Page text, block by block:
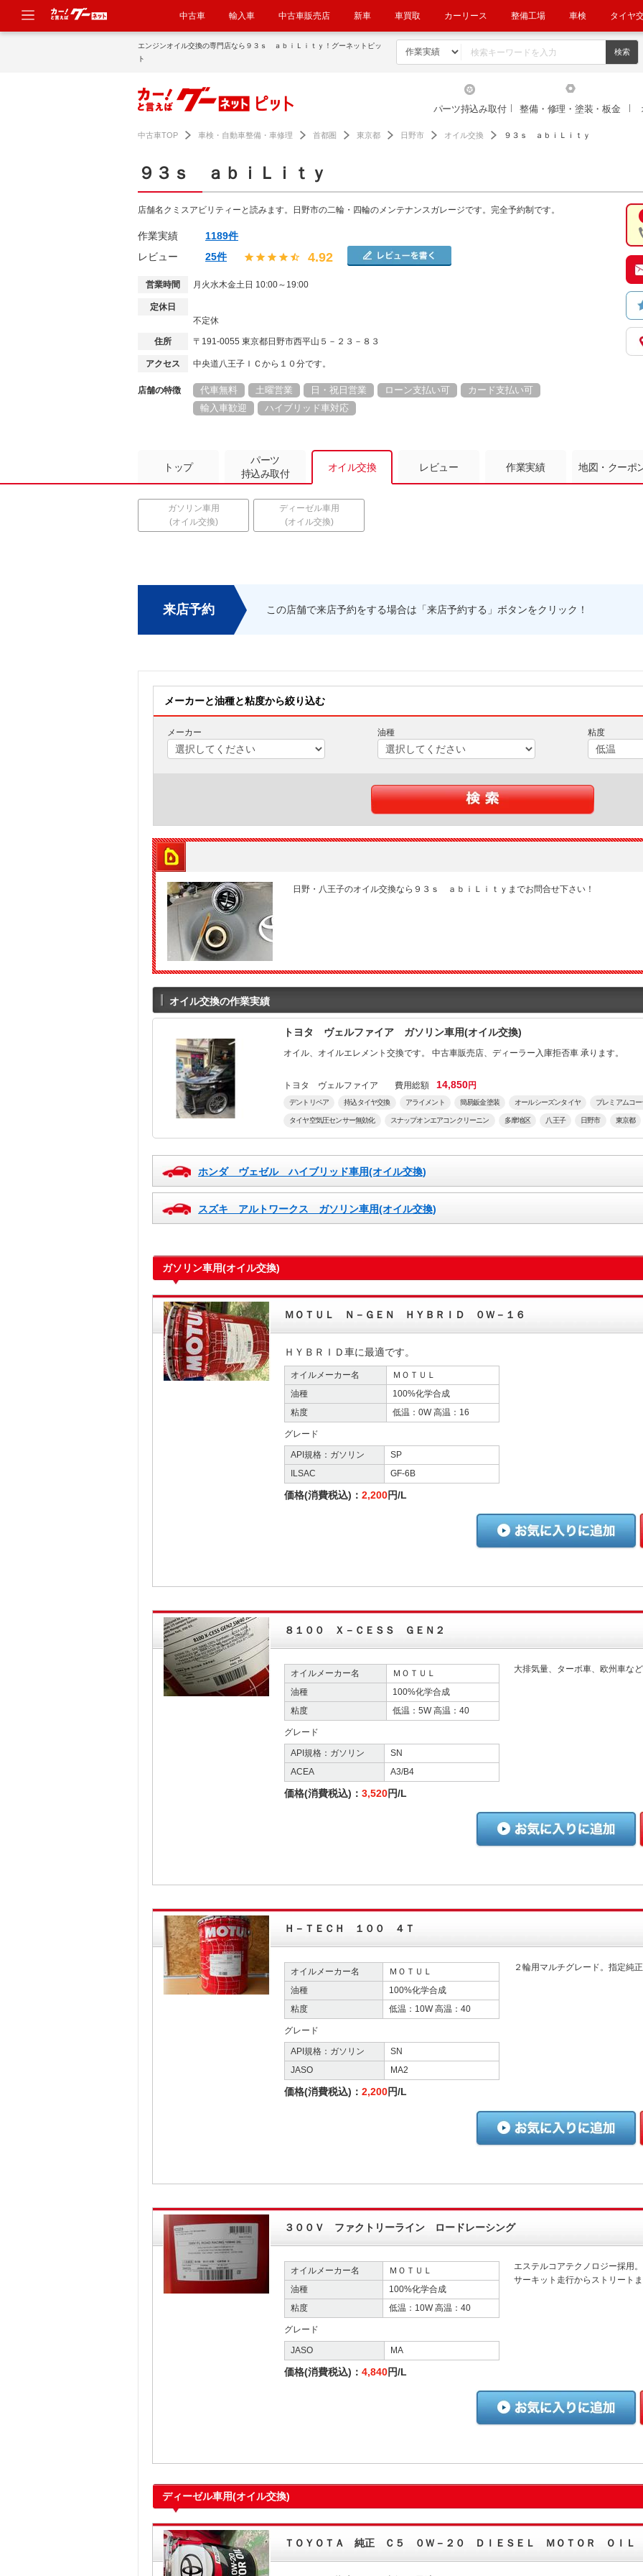
中古車 輸入車 中古車販売店 新車 車買取 カーリース 整備工場 車検 タイヤ
エンジンオイル交換の専門店なら９３ｓ ａｂｉＬｉｔｙ！グーネットピッ
ト
パーツ持込み取付 整備・修理・塗装・板金
中古車TOP 車検・自動車整備・車修理 首都圏 東京都 日野市 オイル交換 ９３ｓ ａｂｉＬｉｔｙ
９３ｓ ａｂｉＬｉｔｙ
店舗名クミスアビリティーと読みます。日野市の二輪・四輪のメンテナンスガレージです。完全予約制です。
作業実績
1189件
レビュー
25件 4.92
営業時間 月火水木金土日 10:00～19:00
定休日
不定休
住所 〒191-0055 東京都日野市西平山５－２３－８３
アクセス 中央道八王子ＩＣから１０分です。
店舗の特徴 代車無料 土曜営業 日・祝日営業 ローン支払い可
カード支払い可
輸入車歓迎
ハイブリッド車対応
トップ
パーツ
持込み取付
オイル交換 レビュー 作業実績 地図・クーポ
ガソリン車用
(オイル交換)
ディーゼル車用
(オイル交換)
来店予約 この店舗で来店予約をする場合は「来店予約する」ボタンをクリック！
メーカーと油種と粘度から絞り込む
メーカー 油種 粘度
日野・八王子のオイル交換なら９３ｓ ａｂｉＬｉｔｙまでお問合せ下さい！
オイル交換の作業実績
トヨタ ヴェルファイア ガソリン車用(オイル交換)
オイル、オイルエレメント交換です。 中古車販売店、ディーラー入庫拒否車 承ります。
トヨタ ヴェルファイア 費用総額 14,850円
デントリペア 持込タイヤ交換 アライメント 簡易鈑金塗装 オールシーズンタイヤ プレミアムコ
タイヤ空気圧センサー無効化 スナップオンエアコンクリーニン 多摩地区 八王子 日野市 東京都
タイヤ交換専門店 完全予約制 クミスアビリティー 93sabiLity
ホンダ ヴェゼル ハイブリッド車用(オイル交換)
スズキ アルトワークス ガソリン車用(オイル交換)
ガソリン車用(オイル交換)
ＭＯＴＵＬ Ｎ－ＧＥＮ ＨＹＢＲＩＤ ０Ｗ－１６
ＨＹＢＲＩＤ車に最適です。
オイルメーカー名
ＭＯＴＵＬ
油種
100%化学合成
粘度
低温：0W 高温：16
グレード
API規格：ガソリン
SP
ILSAC
GF-6B
価格(消費税込)： 2,200円/L
８１００ Ｘ－ＣＥＳＳ ＧＥＮ２
オイルメーカー名
ＭＯＴＵＬ
油種
100%化学合成
粘度
低温：5W 高温：40
グレード
API規格：ガソリン
SN
ACEA
A3/B4
価格(消費税込)： 3,520円/L
大排気量、ターボ車、欧州車な
Ｈ－ＴＥＣＨ １００ ４Ｔ
オイルメーカー名
ＭＯＴＵＬ
油種
100%化学合成
粘度
低温：10W 高温：40
グレード
API規格：ガソリン
SN
JASO
MA2
価格(消費税込)： 2,200円/L
２輪用マルチグレード。指定純
３００Ｖ ファクトリーライン ロードレーシング
オイルメーカー名
ＭＯＴＵＬ
油種
100%化学合成
粘度
低温：10W 高温：40
グレード
JASO MA
価格(消費税込)： 4,840円/L
エステルコアテクノロジー採用
サーキット走行からストリート
ディーゼル車用(オイル交換)
ＴＯＹＯＴＡ 純正 Ｃ５ ０Ｗ－２０ ＤＩＥＳＥＬ ＭＯＴＯＲ ＯＩＬ